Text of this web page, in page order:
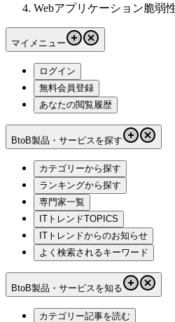
Webアプリケーション脆弱
マイメニュー
ログイン
無料会員登録
あなたの閲覧履歴
BtoB製品・サービスを探す
カテゴリーから探す
ランキングから探す
専門家一覧
ITトレンドTOPICS
ITトレンドからのお知らせ
よく検索されるキーワード
BtoB製品・サービスを知る
カテゴリー記事を読む